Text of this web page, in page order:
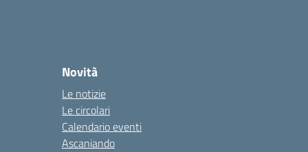
Novità
Le notizie
Le circolari
Calendario eventi
Ascaniando